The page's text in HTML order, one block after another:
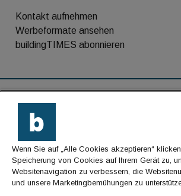
Kontakt aufnehmen
Werbeformate ansehen
buildingTIMES abonnieren
Kontakt
Impressum
Datenschutz
Wenn Sie auf „Alle Cookies akzeptieren“
Speicherung von Cookies auf Ihrem Gerät zu,
Websitenavigation zu verbessern, die
und unsere Marketingbemühungen zu